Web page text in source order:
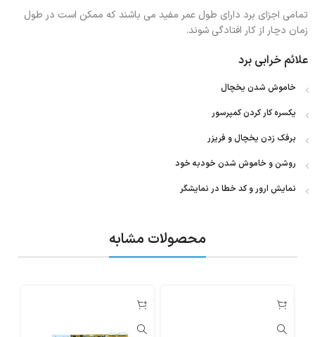
تمامی اجزای برد دارای طول عمر مفید می باشند که ممکن است در طول
زمان دچار از کار افتادگی شوند.
علائم خرابی برد
خاموش شدن یخچال
یکسره کار کردن کمپرسور
برفک زدن یخچال و فریزر
روشن و خاموش شدن خودبه خود
نمایش ارور و کد خطا در نمایشگر
محصولات مشابه